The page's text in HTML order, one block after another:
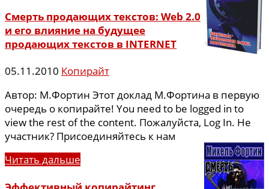
Смерть продающих текстов: Web 2.0
и его влияние на будущее
продающих текстов в INTERNET
05.11.2010 Копирайт
Автор: М.Фортин Этот доклад М.Фортина в первую
очередь о копирайте! You need to be logged in to
view the rest of the content. Пожалуйста, Log In. Не
участник? Присоединяйтесь к нам
Читать дальше